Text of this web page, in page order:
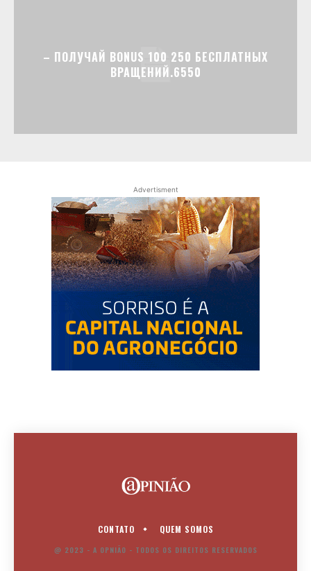
– ПОЛУЧАЙ BONUS 100 250 БЕСПЛАТНЫХ
ВРАЩЕНИЙ.6550
Advertisment
CONTATO QUEM SOMOS
@ 2023 - A OPNIÃO - TODOS OS DIREITOS RESERVADOS